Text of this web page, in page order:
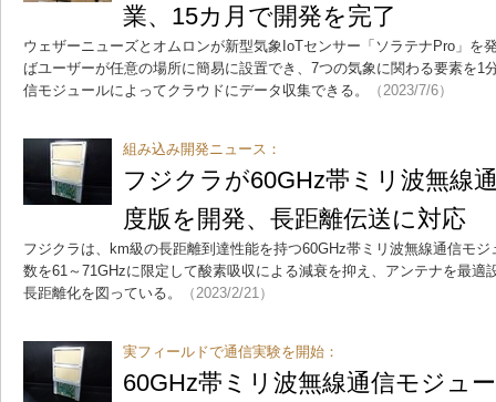
業、15カ月で開発を完了
ウェザーニューズとオムロンが新型気象IoTセンサー「ソラテナPro」を
ばユーザーが任意の場所に簡易に設置でき、7つの気象に関わる要素を1
信モジュールによってクラウドにデータ収集できる。
（2023/7/6）
組み込み開発ニュース：
フジクラが60GHz帯ミリ波無線
度版を開発、長距離伝送に対応
フジクラは、km級の長距離到達性能を持つ60GHz帯ミリ波無線通信モ
数を61～71GHzに限定して酸素吸収による減衰を抑え、アンテナを最適
長距離化を図っている。
（2023/2/21）
実フィールドで通信実験を開始：
60GHz帯ミリ波無線通信モジュ